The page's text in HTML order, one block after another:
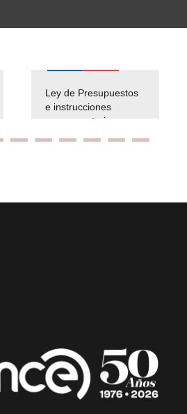
Ley de Presupuestos
e instrucciones
presuspuetarias